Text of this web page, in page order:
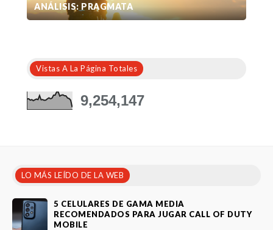
ANÁLISIS: PRAGMATA
Vistas A La Página Totales
9,254,147
LO MÁS LEÍDO DE LA WEB
5 CELULARES DE GAMA MEDIA
RECOMENDADOS PARA JUGAR CALL OF DUTY
MOBILE